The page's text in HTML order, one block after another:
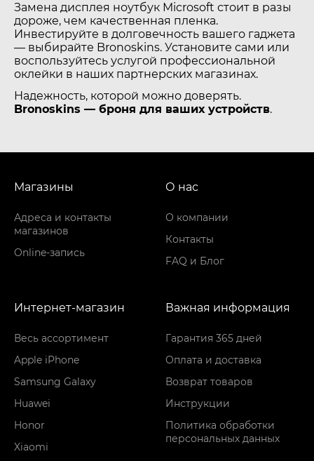
Замена дисплея ноутбук Microsoft стоит в разы
дороже, чем качественная пленка.
Инвестируйте в долговечность вашего гаджета
— выбирайте Bronoskins. Установите сами или
воспользуйтесь услугой профессиональной
оклейки в наших партнерских магазинах.
Надежность, которой можно доверять.
Bronoskins — броня для ваших устройств.
Магазины
Адреса и контакты
магазинов
Online-запись
О нас
О компании
Контакты
FAQ и Блог
Интернет-магазин
Весь ассортимент
Apple iPhone
Samsung Galaxy
Huawei
Honor
Xiaomi
Важная информация
Гарантия 365 дней
Оплата и доставка
Возврат товаров
Инструкции
Политика обработки
персональных данных